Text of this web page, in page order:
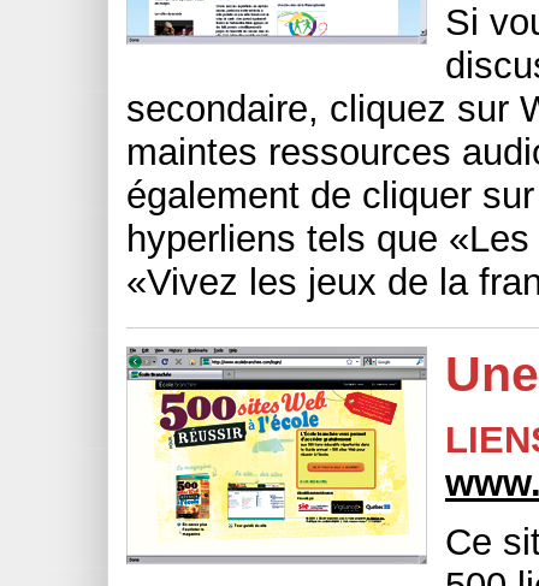
Si
secondaire, cliquez sur
maintes ressources
également de cliquer
hyperliens tels que
«Vivez les jeux de la
Ce